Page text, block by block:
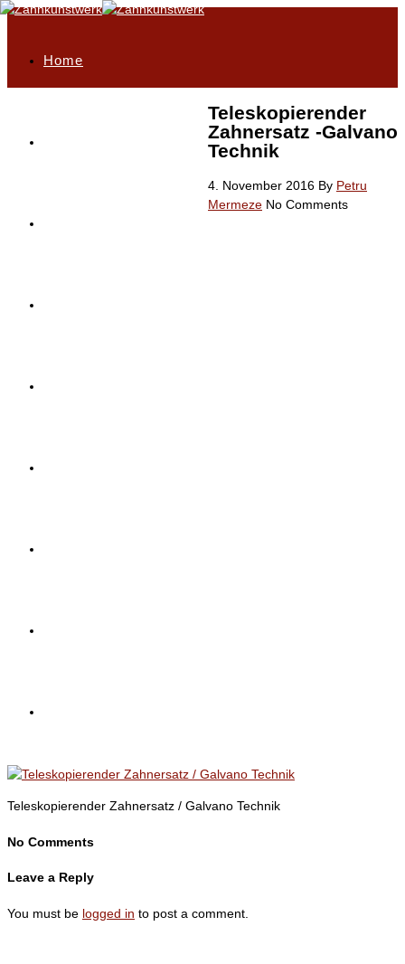
Home
Teleskopierender
Zahnersatz -Galvano
Technik
4. November 2016 By Petru
Mermeze No Comments
Teleskopierender Zahnersatz / Galvano Technik
No Comments
Leave a Reply
You must be logged in to post a comment.